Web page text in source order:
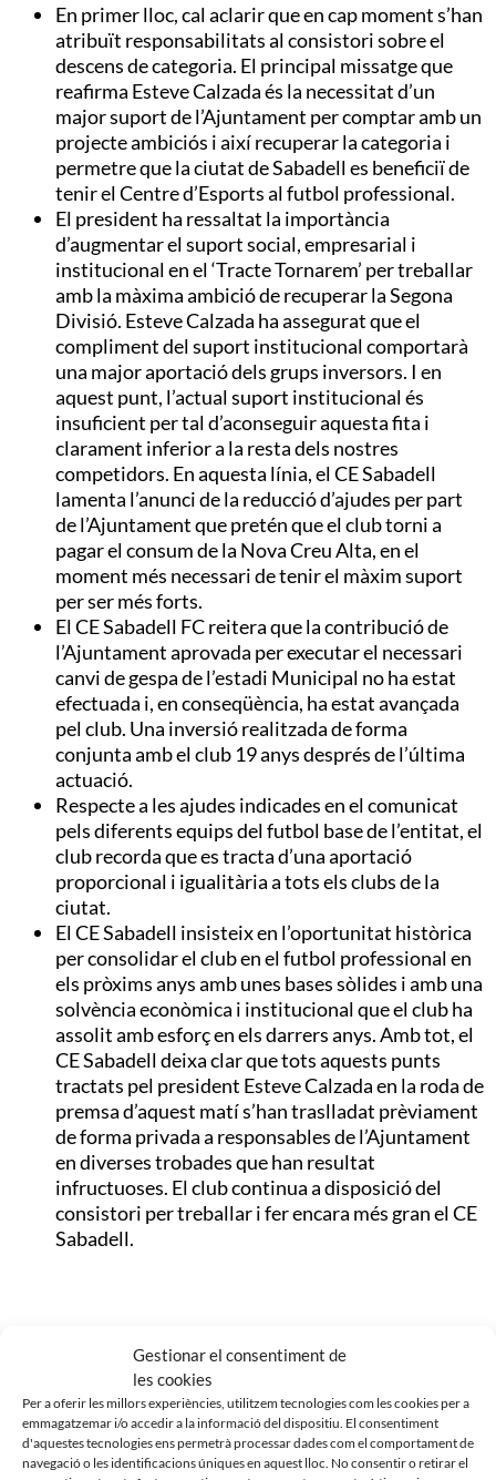
Gestionar el consentiment de
les cookies
Per a oferir les millors experiències, utilitzem tecnologies com les cookies per a
emmagatzemar i/o accedir a la informació del dispositiu. El consentiment
d'aquestes tecnologies ens permetrà processar dades com el comportament de
navegació o les identificacions úniques en aquest lloc. No consentir o retirar el
En primer lloc, cal aclarir que en cap moment s’han
atribuït responsabilitats al consistori sobre el
descens de categoria. El principal missatge que
reafirma Esteve Calzada és la necessitat d’un
major suport de l’Ajuntament per comptar amb un
projecte ambiciós i així recuperar la categoria i
permetre que la ciutat de Sabadell es beneficiï de
tenir el Centre d’Esports al futbol professional.
El president ha ressaltat la importància
d’augmentar el suport social, empresarial i
institucional en el ‘Tracte Tornarem’ per treballar
amb la màxima ambició de recuperar la Segona
Divisió. Esteve Calzada ha assegurat que el
compliment del suport institucional comportarà
una major aportació dels grups inversors. I en
aquest punt, l’actual suport institucional és
insuficient per tal d’aconseguir aquesta fita i
clarament inferior a la resta dels nostres
competidors. En aquesta línia, el CE Sabadell
lamenta l’anunci de la reducció d’ajudes per part
de l’Ajuntament que pretén que el club torni a
pagar el consum de la Nova Creu Alta, en el
moment més necessari de tenir el màxim suport
per ser més forts.
El CE Sabadell FC reitera que la contribució de
l’Ajuntament aprovada per executar el necessari
canvi de gespa de l’estadi Municipal no ha estat
efectuada i, en conseqüència, ha estat avançada
pel club. Una inversió realitzada de forma
conjunta amb el club 19 anys després de l’última
actuació.
Respecte a les ajudes indicades en el comunicat
pels diferents equips del futbol base de l’entitat, el
club recorda que es tracta d’una aportació
proporcional i igualitària a tots els clubs de la
ciutat.
El CE Sabadell insisteix en l’oportunitat històrica
per consolidar el club en el futbol professional en
els pròxims anys amb unes bases sòlides i amb una
solvència econòmica i institucional que el club ha
assolit amb esforç en els darrers anys. Amb tot, el
CE Sabadell deixa clar que tots aquests punts
tractats pel president Esteve Calzada en la roda de
premsa d’aquest matí s’han traslladat prèviament
de forma privada a responsables de l’Ajuntament
en diverses trobades que han resultat
infructuoses. El club continua a disposició del
consistori per treballar i fer encara més gran el CE
Sabadell.
Noticias Relacionadas